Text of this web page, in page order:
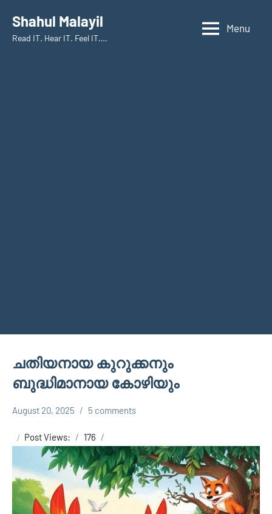
content
Shahul Malayil
Read IT. Hear IT. Feel IT….
Menu
ചതിയനായ കുറുക്കനും
ബുദ്ധിമാനായ കോഴിയും
SMG
August 20, 2025
Shareej
Vk
5 comments
Post Views: 176